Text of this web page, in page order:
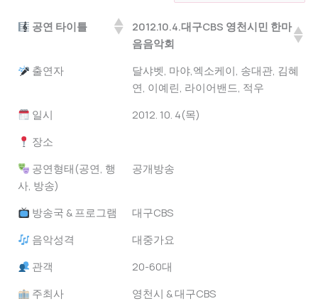
공연 타이틀
2012.10.4.대구CBS 영천시민 한마
음음악회
공연 타이틀
2012.10.4.대구CBS 영천시민 한마
음음악회
출연자
달샤벳, 마야,엑소케이, 송대관, 김혜
연, 이예린, 라이어밴드, 적우
일시
2012. 10. 4(목)
장소
공연형태(공연, 행
사, 방송)
공개방송
방송국 & 프로그램
대구CBS
음악성격
대중가요
관객
20-60대
주최사
영천시 & 대구CBS